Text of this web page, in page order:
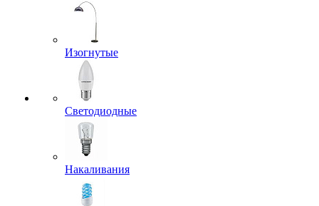
Изогнутые
Светодиодные
Накаливания